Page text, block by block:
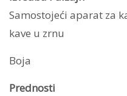
Samostojeći aparat za
kave u zrnu
Boja
Prednosti